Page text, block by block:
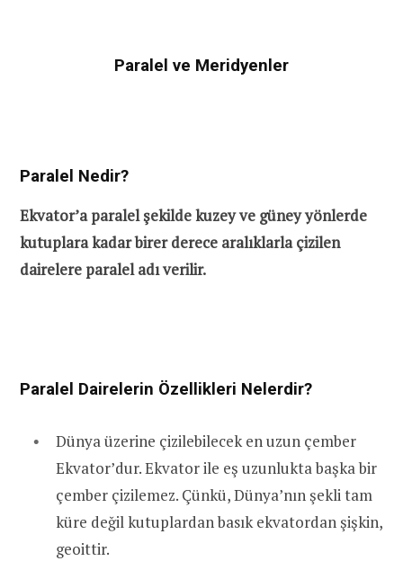
Paralel ve Meridyenler
Paralel Nedir?
Ekvator’a paralel şekilde kuzey ve güney yönlerde
kutuplara kadar birer derece aralıklarla çizilen
dairelere paralel adı verilir.
Paralel Dairelerin Özellikleri Nelerdir?
Dünya üzerine çizilebilecek en uzun çember
Ekvator’dur. Ekvator ile eş uzunlukta başka bir
çember çizilemez. Çünkü, Dünya’nın şekli tam
küre değil kutuplardan basık ekvatordan şişkin,
geoittir.